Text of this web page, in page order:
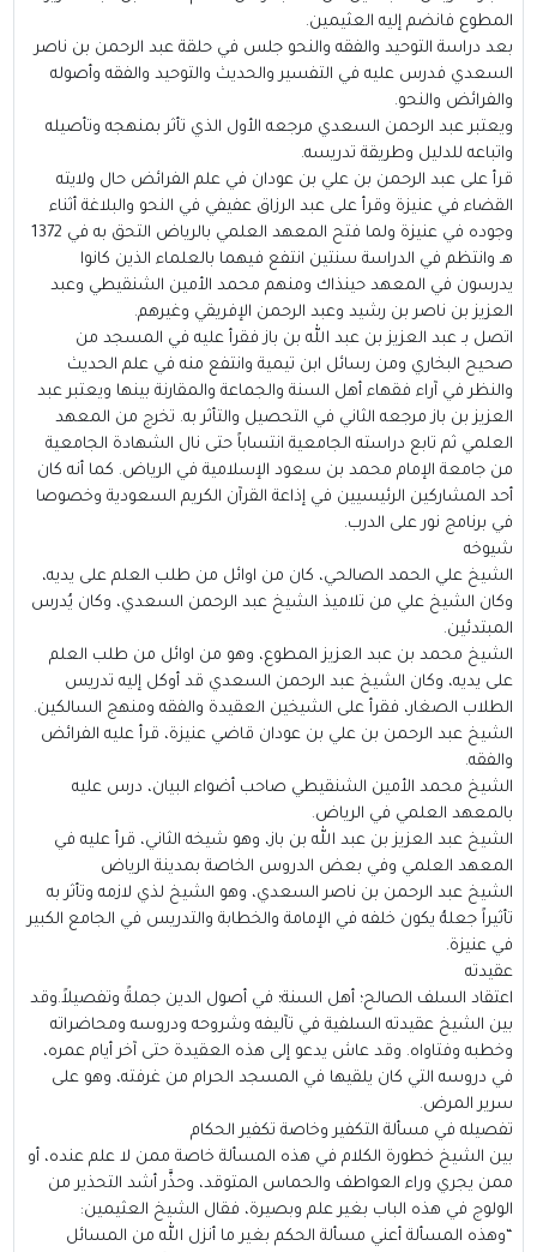
المطوع فانضم إليه العثيمين.
بعد دراسة التوحيد والفقه والنحو جلس في حلقة عبد الرحمن بن ناصر
السعدي فدرس عليه في التفسير والحديث والتوحيد والفقه وأصوله
والفرائض والنحو.
ويعتبر عبد الرحمن السعدي مرجعه الأول الذي تأثر بمنهجه وتأصيله
واتباعه للدليل وطريقة تدريسه.
قرأ على عبد الرحمن بن علي بن عودان في علم الفرائض حال ولايته
القضاء في عنيزة وقرأ على عبد الرزاق عفيفي في النحو والبلاغة أثناء
وجوده في عنيزة ولما فتح المعهد العلمي بالرياض التحق به في 1372
هـ وانتظم في الدراسة سنتين انتفع فيهما بالعلماء الذين كانوا
يدرسون في المعهد حينذاك ومنهم محمد الأمين الشنقيطي وعبد
العزيز بن ناصر بن رشيد وعبد الرحمن الإفريقي وغيرهم.
اتصل بـ عبد العزيز بن عبد الله بن باز فقرأ عليه في المسجد من
صحيح البخاري ومن رسائل ابن تيمية وانتفع منه في علم الحديث
والنظر في آراء فقهاء أهل السنة والجماعة والمقارنة بينها ويعتبر عبد
العزيز بن باز مرجعه الثاني في التحصيل والتأثر به. تخرج من المعهد
العلمي ثم تابع دراسته الجامعية انتساباً حتى نال الشهادة الجامعية
من جامعة الإمام محمد بن سعود الإسلامية في الرياض. كما أنه كان
أحد المشاركين الرئيسيين في إذاعة القرآن الكريم السعودية وخصوصا
في برنامج نور على الدرب.
شيوخه
الشيخ علي الحمد الصالحي، كان من اوائل من طلب العلم على يديه،
وكان الشيخ علي من تلاميذ الشيخ عبد الرحمن السعدي، وكان يُدرس
المبتدئين.
الشيخ محمد بن عبد العزيز المطوع، وهو من اوائل من طلب العلم
على يديه، وكان الشيخ عبد الرحمن السعدي قد أوكل إليه تدريس
الطلاب الصغار، فقرأ على الشيخين العقيدة والفقه ومنهج السالكين.
الشيخ عبد الرحمن بن علي بن عودان قاضي عنيزة، قرأ عليه الفرائض
والفقه.
الشيخ محمد الأمين الشنقيطي صاحب أضواء البيان، درس عليه
بالمعهد العلمي في الرياض.
الشيخ عبد العزيز بن عبد الله بن باز، وهو شيخه الثاني، قرأ عليه في
المعهد العلمي وفي بعض الدروس الخاصة بمدينة الرياض
الشيخ عبد الرحمن بن ناصر السعدي، وهو الشيخ لذي لازمه وتأثر به
تأثيراً جعلهُ يكون خلفه في الإمامة والخطابة والتدريس في الجامع الكبير
في عنيزة.
عقيدته
اعتقاد السلف الصالح؛ أهل السنة؛ في أصول الدين جملةً وتفصيلاً.وقد
بين الشيخ عقيدته السلفية في تآليفه وشروحه ودروسه ومحاضراته
وخطبه وفتاواه. وقد عاش يدعو إلى هذه العقيدة حتى آخر أيام عمره،
في دروسه التي كان يلقيها في المسجد الحرام من غرفته، وهو على
سرير المرض.
تفصيله في مسألة التكفير وخاصة تكفير الحكام
بين الشيخ خطورة الكلام في هذه المسألة خاصة ممن لا علم عنده، أو
ممن يجري وراء العواطف والحماس المتوقد، وحذَّر أشد التحذير من
الولوج في هذه الباب بغير علم وبصيرة، فقال الشيخ العثيمين:
“وهذه المسألة أعني مسألة الحكم بغير ما أنزل الله من المسائل